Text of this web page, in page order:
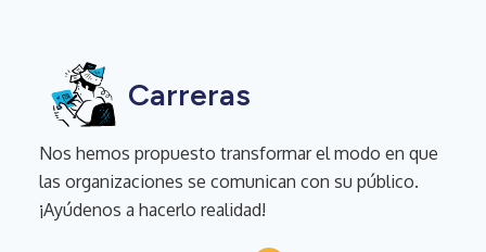
Carreras
Nos hemos propuesto transformar el modo en que
las organizaciones se comunican con su público.
¡Ayúdenos a hacerlo realidad!